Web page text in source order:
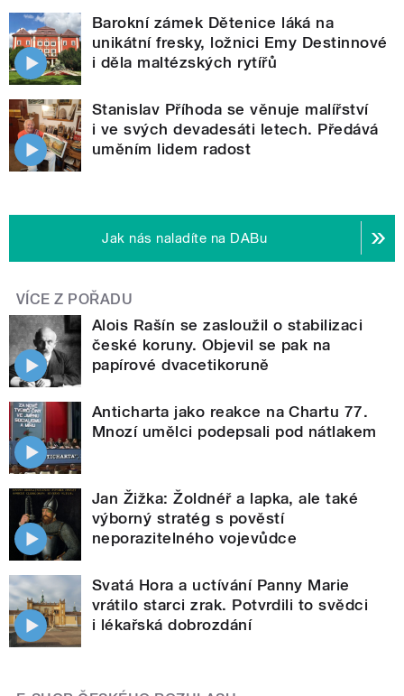
Barokní zámek Dětenice láká na
unikátní fresky, ložnici Emy Destinnové
i děla maltézských rytířů
Stanislav Příhoda se věnuje malířství
i ve svých devadesáti letech. Předává
uměním lidem radost
Jak nás naladíte na DABu
VÍCE Z POŘADU
Alois Rašín se zasloužil o stabilizaci
české koruny. Objevil se pak na
papírové dvacetikoruně
Anticharta jako reakce na Chartu 77.
Mnozí umělci podepsali pod nátlakem
Jan Žižka: Žoldnéř a lapka, ale také
výborný stratég s pověstí
neporazitelného vojevůdce
Svatá Hora a uctívání Panny Marie
vrátilo starci zrak. Potvrdili to svědci
i lékařská dobrozdání